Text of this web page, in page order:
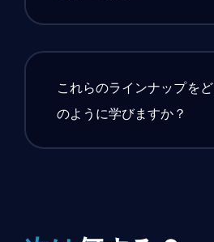
これらのラインナップをど
のように学びますか？